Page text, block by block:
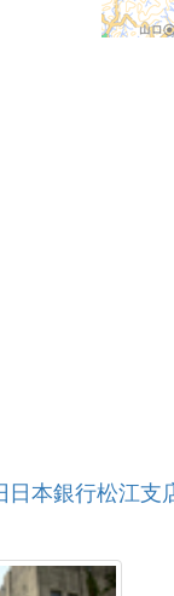
本銀行松江支